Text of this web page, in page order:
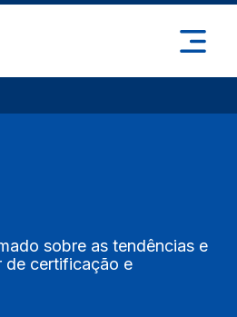
sobre as tendências e
de certificação e